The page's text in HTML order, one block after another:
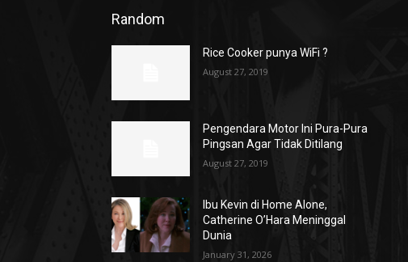
Random
Rice Cooker punya WiFi ?
August 27, 2019
Pengendara Motor Ini Pura-Pura
Pingsan Agar Tidak Ditilang
August 27, 2019
Ibu Kevin di Home Alone,
Catherine O’Hara Meninggal
Dunia
January 31, 2026